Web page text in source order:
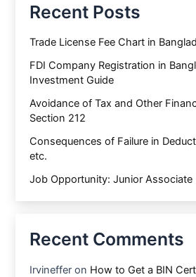
Recent Posts
Trade License Fee Chart in
FDI Company Registration in
Investment Guide
Avoidance of Tax and Other
Section 212
Consequences of Failure in
etc.
Job Opportunity: Junior Associate
Recent Comments
Irvineffer on How to Get a BIN